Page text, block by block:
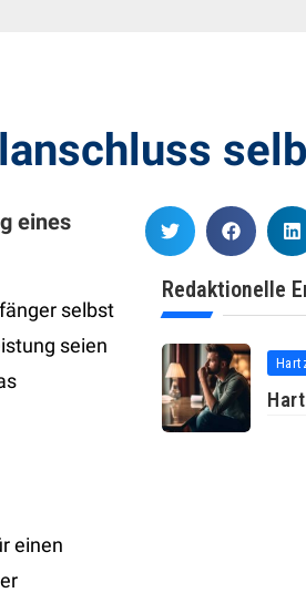
eines
selbst
seien
einen
Redaktionelle